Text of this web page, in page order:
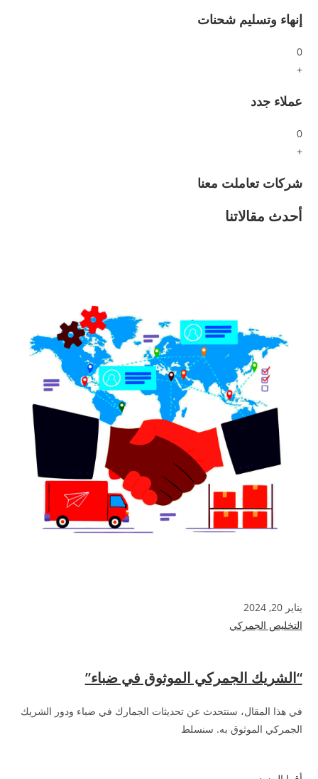
إنهاء وتسليم شحنات
0
+
عملاء جدد
0
+
شركات تعاملت معنا
أحدث مقالاتنا
يناير 20, 2024
التخليص الجمركي
“الشريك الجمركي الموثوق في ضباء”
في هذا المقال، سنتحدث عن تحديثات الجمارك في ضباء ودور الشريك
الجمركي الموثوق به. سنسلط